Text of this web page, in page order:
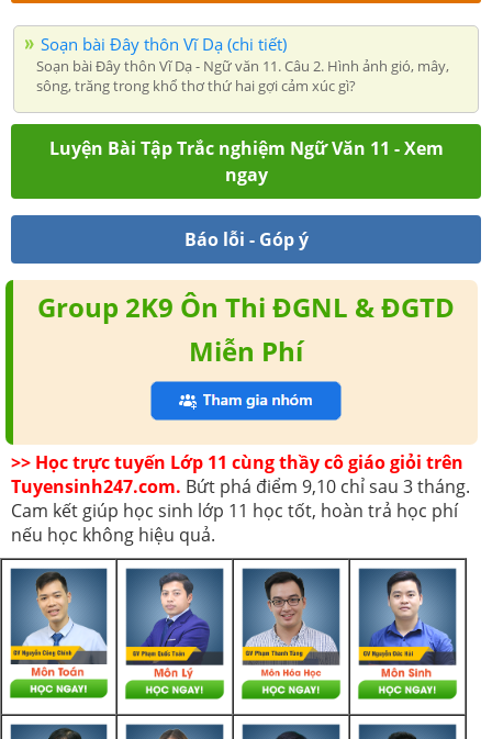
Soạn bài Đây thôn Vĩ Dạ (chi tiết)
Soạn bài Đây thôn Vĩ Dạ - Ngữ văn 11. Câu 2. Hình ảnh gió, mây,
sông, trăng trong khổ thơ thứ hai gợi cảm xúc gì?
Luyện Bài Tập Trắc nghiệm Ngữ Văn 11 - Xem
ngay
Báo lỗi - Góp ý
Group 2K9 Ôn Thi ĐGNL & ĐGTD
Miễn Phí
>> Học trực tuyến Lớp 11 cùng thầy cô giáo giỏi trên
Tuyensinh247.com. Bứt phá điểm 9,10 chỉ sau 3 tháng.
Cam kết giúp học sinh lớp 11 học tốt, hoàn trả học phí
nếu học không hiệu quả.